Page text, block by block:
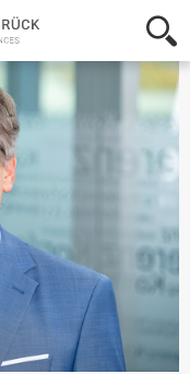
Hochschule
Osnabrück
-
University
Sciences